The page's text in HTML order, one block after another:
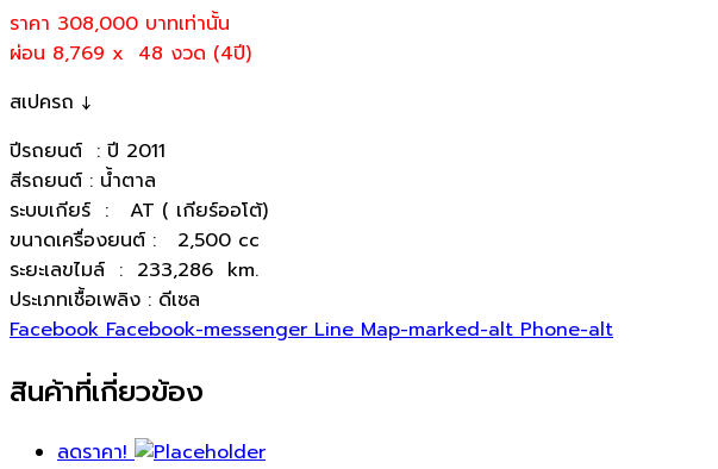
ราคา 308,000 บาทเท่านั้น
ผ่อน 8,769 x 48 งวด (4ปี)
สเปครถ ↓
ปีรถยนต์ : ปี 2011
สีรถยนต์ : น้ำตาล
ระบบเกียร์ : AT ( เกียร์ออโต้)
ขนาดเครื่องยนต์ : 2,500 cc
ระยะเลขไมล์ : 233,286 km.
ประเภทเชื้อเพลิง : ดีเซล
Facebook Facebook-messenger Line Map-marked-alt Phone-alt
สินค้าที่เกี่ยวข้อง
ลดราคา!